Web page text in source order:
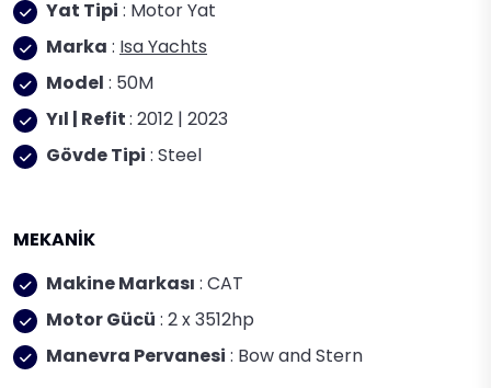
Yat Tipi : Motor Yat
Marka : Isa Yachts
Model : 50M
Yıl | Refit: 2012 | 2023
Gövde Tipi : Steel
MEKANİK
Makine Markası : CAT
Motor Gücü : 2 x 3512hp
Manevra Pervanesi : Bow and Stern